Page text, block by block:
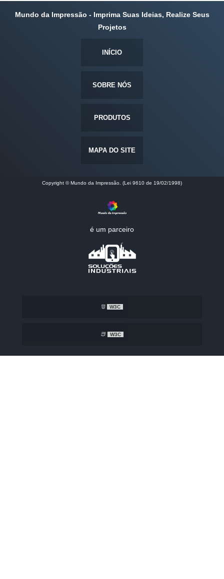
Mundo da Impressão - Imprima Suas Ideias, Realize Seus
Projetos
INÍCIO
SOBRE NÓS
PRODUTOS
MAPA DO SITE
Copyright © Mundo da Impressão. (Lei 9610 de 19/02/1998)
é um parceiro
W3C
W3C